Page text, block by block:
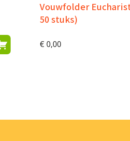
Vouwfolder
50 stuks)
€ 0,00